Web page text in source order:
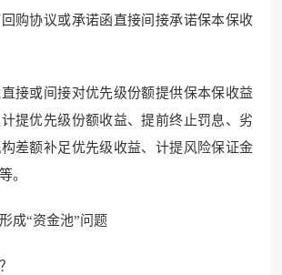
购协议或承诺函直接间接承诺保本保收
接或间接对优先级份额提供保本保收益
提优先级份额收益、提前终止罚息、劣
差额补足优先级收益、计提风险保证金
。
成“资金池”问题